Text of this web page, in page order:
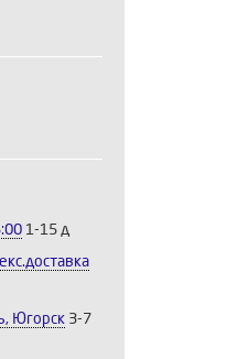
1-15 д
Югорск 3-7